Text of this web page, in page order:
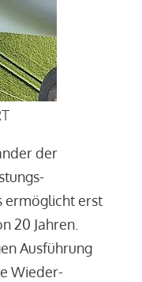
der
ermöglicht erst
20 Jahren.
Ausführung
Wieder-